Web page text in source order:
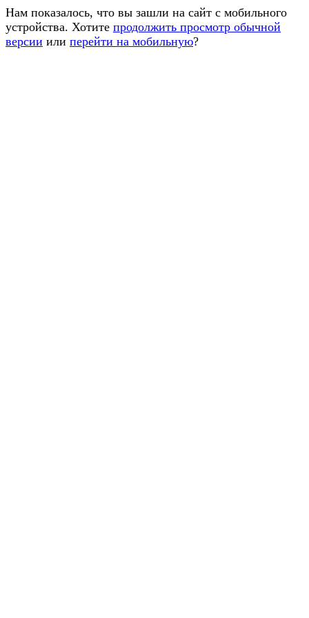
Нам показалось, что вы зашли на сайт с мобильного
устройства. Хотите продолжить просмотр обычной
версии или перейти на мобильную?